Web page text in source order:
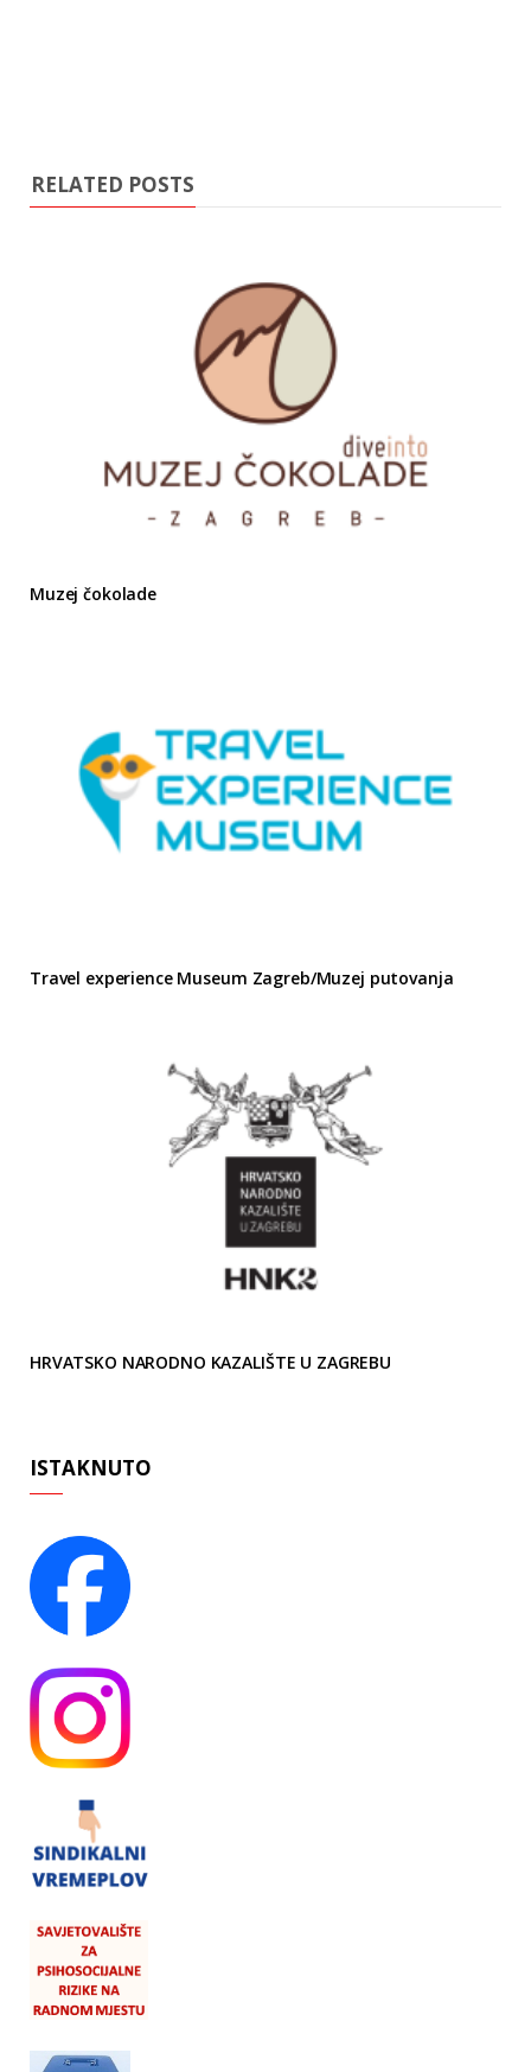
RELATED POSTS
Muzej čokolade
Travel experience Museum Zagreb/Muzej putovanja
HRVATSKO NARODNO KAZALIŠTE U ZAGREBU
ISTAKNUTO